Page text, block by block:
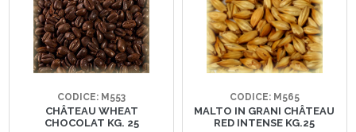
CODICE: M553
CHÂTEAU WHEAT
CHOCOLAT KG. 25
CODICE: M565
MALTO IN GRANI CHÂTEAU
RED INTENSE KG.25